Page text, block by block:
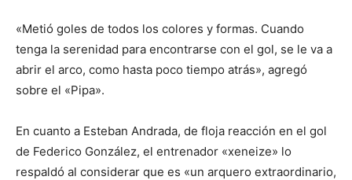
«Metió goles de todos los colores y formas. Cuando
tenga la serenidad para encontrarse con el gol, se le va a
abrir el arco, como hasta poco tiempo atrás», agregó
sobre el «Pipa».
En cuanto a Esteban Andrada, de floja reacción en el gol
de Federico González, el entrenador «xeneize» lo
respaldó al considerar que es «un arquero extraordinario,